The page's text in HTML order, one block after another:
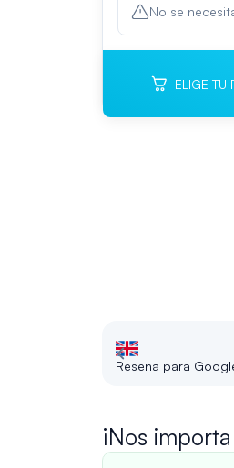
No se
ELIGE TU
Reseña para
¡Nos